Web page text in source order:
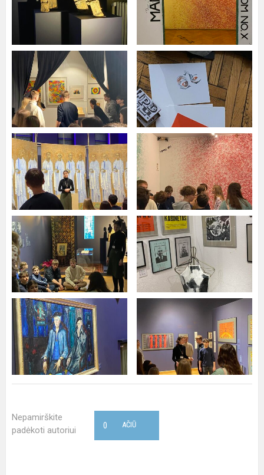
Nepamirškite
padėkoti autoriui
AČIŪ
0